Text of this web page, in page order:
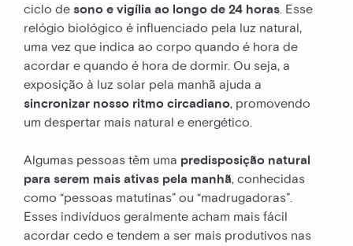
ciclo de sono e vigília ao longo de 24 horas. Esse
relógio biológico é influenciado pela luz natural,
uma vez que indica ao corpo quando é hora de
acordar e quando é hora de dormir. Ou seja, a
exposição à luz solar pela manhã ajuda a
sincronizar nosso ritmo circadiano, promovendo
um despertar mais natural e energético.
Algumas pessoas têm uma predisposição natural
para serem mais ativas pela manhã, conhecidas
como “pessoas matutinas” ou “madrugadoras”.
Esses indivíduos geralmente acham mais fácil
acordar cedo e tendem a ser mais produtivos nas